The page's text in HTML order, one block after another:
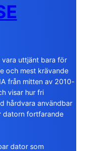
uttjänt bara för
och mest krävande
från mitten av 2010-
visar hur fri
hårdvara användbar
datorn fortfarande
dator som